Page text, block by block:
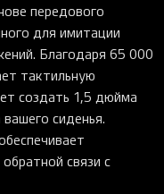
передового
для имитации
Благодаря 65 000
тактильную
создать 1,5 дюйма
сиденья.
связи с